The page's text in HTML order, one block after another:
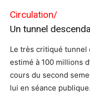
Circulation/
Un tunnel
Le très critiqué tunnel
estimé à 100 millions
cours du second
lui en séance